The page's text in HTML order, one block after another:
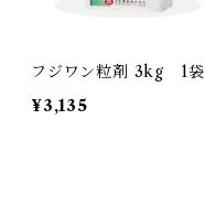
フジワン粒剤 3kg 1袋
¥3,135